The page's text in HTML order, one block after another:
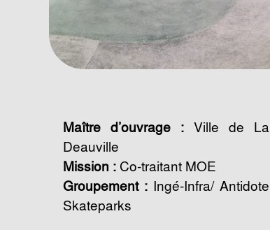
Maître d’ouvrage : Ville de La
Deauville
Mission : Co-traitant MOE
Groupement : Ingé-Infra/ Antidote
Skateparks